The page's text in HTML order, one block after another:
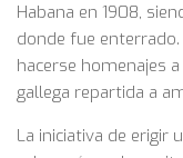
Habana en 1908,
donde fue
hacerse homenajes
gallega repartida a
La iniciativa de erigir